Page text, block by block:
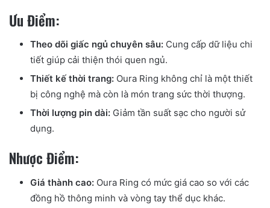
Ưu Điểm:
Theo dõi giấc ngủ chuyên sâu: Cung cấp dữ liệu chi
tiết giúp cải thiện thói quen ngủ.
Thiết kế thời trang: Oura Ring không chỉ là một thiết
bị công nghệ mà còn là món trang sức thời thượng.
Thời lượng pin dài: Giảm tần suất sạc cho người sử
dụng.
Nhược Điểm:
Giá thành cao: Oura Ring có mức giá cao so với các
đồng hồ thông minh và vòng tay thể dục khác.